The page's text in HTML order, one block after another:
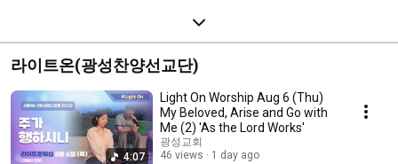
라이트온(광성찬양선교단)
4:07
Light On Worship Aug 6 (Thu)
My Beloved, Arise and Go with
Me (2) 'As the Lord Works'
광성교회
46 views
1 day ago